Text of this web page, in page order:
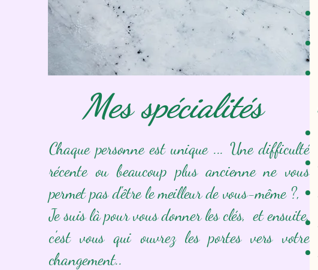
Mes spécialités
Chaque personne est unique ... Une difficulté
récente ou beaucoup plus ancienne ne vous
permet pas d'être le meilleur de vous-même ?,
Je suis là pour vous donner les clés, et ensuite,
c'est vous qui ouvrez les portes vers votre
changement..